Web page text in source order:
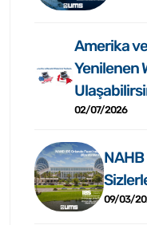
Amerika
Yenilenen
02/07/2026
NAHB
09/03/